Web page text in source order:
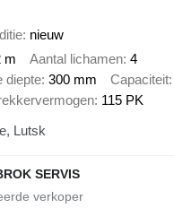
nieuw
m Aantal lichamen 4
diepte 300 mm Capaciteit
115 PK
Lutsk
SERVIS